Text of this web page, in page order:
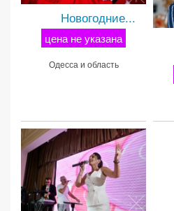
Новогодние...
цена не указана
Одесса и область